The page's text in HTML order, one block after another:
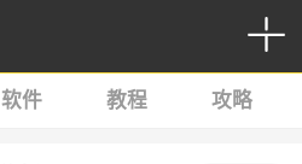
软件 教程 攻略